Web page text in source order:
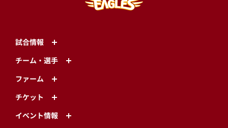
試合情報
チーム・選手
ファーム
チケット
イベント情報